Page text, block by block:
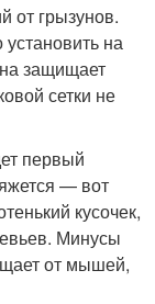
от грызунов.
на
защищает
сетки не
первый
— вот
кусочек,
Минусы
от мышей,